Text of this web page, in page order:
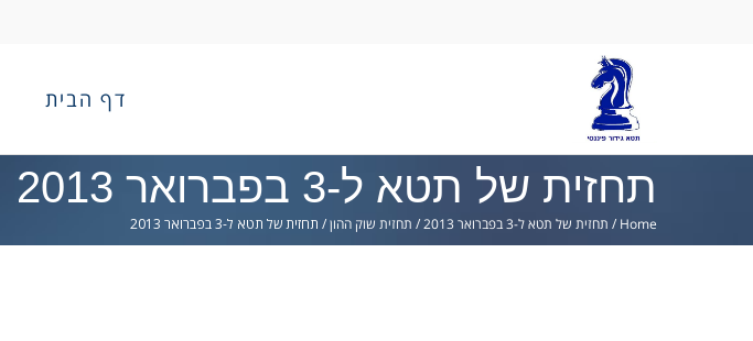
דף הבית
תחזית של תטא ל-3 בפברואר 2013
Home
/ תחזית של תטא ל-3 בפברואר 2013 / תחזית שוק ההון/ תחזית של תטא ל-3 בפברואר 2013